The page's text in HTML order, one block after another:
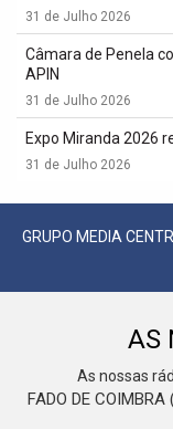
31 de Julho 2026
Câmara de Penela
APIN
31 de Julho 2026
Expo Miranda 2026
31 de Julho 2026
GRUPO MEDIA
AS
As nossas
FADO DE COIMBRA